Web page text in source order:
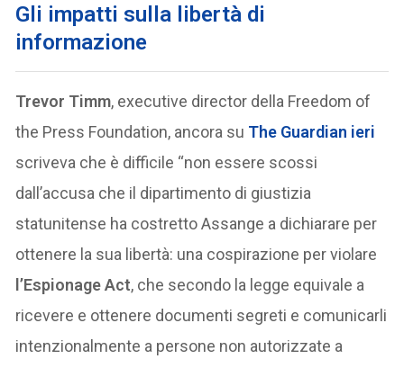
Gli impatti sulla libertà di
informazione
Trevor Timm, executive director della Freedom of
the Press Foundation, ancora su The Guardian ieri
scriveva che è difficile “non essere scossi
dall’accusa che il dipartimento di giustizia
statunitense ha costretto Assange a dichiarare per
ottenere la sua libertà: una cospirazione per violare
l’Espionage Act, che secondo la legge equivale a
ricevere e ottenere documenti segreti e comunicarli
intenzionalmente a persone non autorizzate a